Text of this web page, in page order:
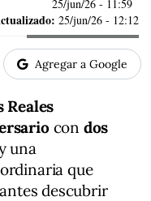
25/jun/26 - 11:59
25/jun/26 - 12:12
Agregar a Google
Reales
con dos
una
que
descubrir